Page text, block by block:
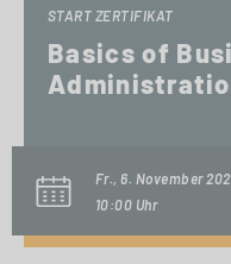
START ZERTIFIKAT
Basics of
Fr., 6. November
10:00 Uhr